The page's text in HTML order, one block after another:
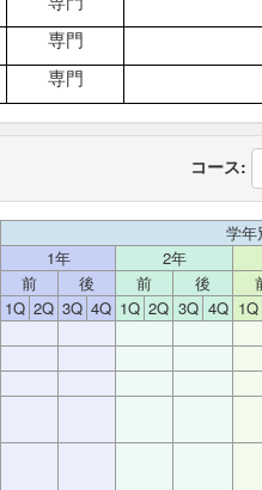
専門
専門
コース:
学年
1年 2年
前
後 前 後
1Q 2Q 3Q 4Q 1Q 2Q 3Q 4Q 1Q